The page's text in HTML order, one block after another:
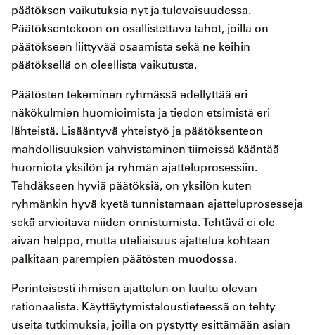
päätöksen vaikutuksia nyt ja tulevaisuudessa.
Päätöksentekoon on osallistettava tahot, joilla on
päätökseen liittyvää osaamista sekä ne keihin
päätöksellä on oleellista vaikutusta.
Päätösten tekeminen ryhmässä edellyttää eri
näkökulmien huomioimista ja tiedon etsimistä eri
lähteistä. Lisääntyvä yhteistyö ja päätöksenteon
mahdollisuuksien vahvistaminen tiimeissä kääntää
huomiota yksilön ja ryhmän ajatteluprosessiin.
Tehdäkseen hyviä päätöksiä, on yksilön kuten
ryhmänkin hyvä kyetä tunnistamaan ajatteluprosesseja
sekä arvioitava niiden onnistumista. Tehtävä ei ole
aivan helppo, mutta uteliaisuus ajattelua kohtaan
palkitaan parempien päätösten muodossa.
Perinteisesti ihmisen ajattelun on luultu olevan
rationaalista. Käyttäytymistaloustieteessä on tehty
useita tutkimuksia, joilla on pystytty esittämään asian